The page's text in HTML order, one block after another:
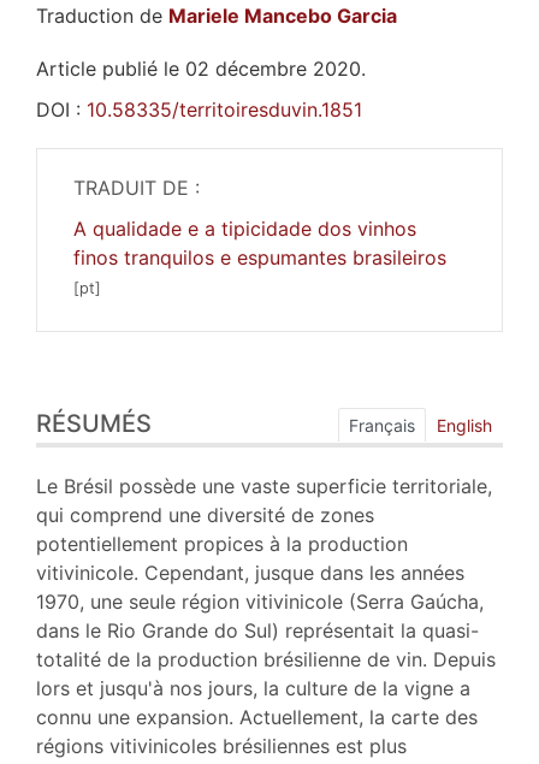
Traduction de Mariele Mancebo Garcia
Article publié le 02 décembre 2020.
DOI : 10.58335/territoiresduvin.1851
TRADUIT DE :
A qualidade e a tipicidade dos vinhos
finos tranquilos e espumantes brasileiros
Index
Plan
Texte
Bibliographie
Illustrations
Citer cet article
Auteurs
Traducteur
RÉSUMÉS Français English
Le Brésil possède une vaste superficie territoriale,
qui comprend une diversité de zones
potentiellement propices à la production
vitivinicole. Cependant, jusque dans les années
1970, une seule région vitivinicole (Serra Gaúcha,
dans le Rio Grande do Sul) représentait la quasi-
totalité de la production brésilienne de vin. Depuis
lors et jusqu'à nos jours, la culture de la vigne a
connu une expansion. Actuellement, la carte des
régions vitivinicoles brésiliennes est plus